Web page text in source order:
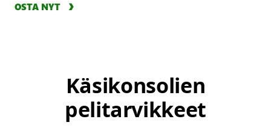
OSTA NYT
Käsikonsolien
pelitarvikkeet